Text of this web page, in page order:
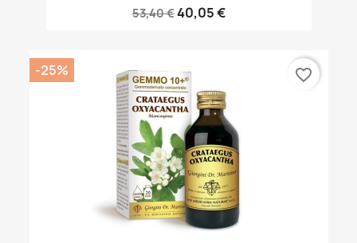
53,40 €40,05 €
-25% favorite_border